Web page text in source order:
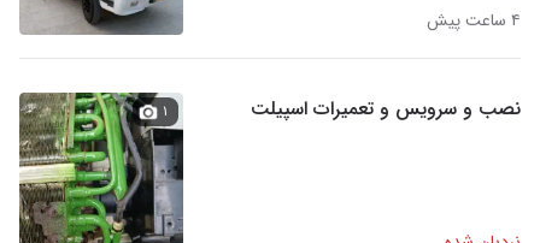
۴ ساعت پیش
نصب و سرویس و تعمیرات اسپیلت ۱